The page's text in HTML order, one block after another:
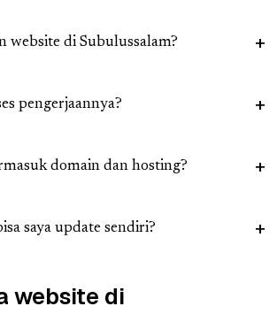
website di Subulussalam?
pengerjaannya?
domain dan hosting?
saya update sendiri?
website di